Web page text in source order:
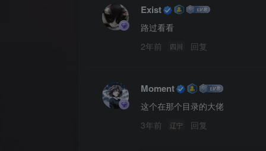
Exist
路过看看
2年前
四川 回复
Moment
这个在那个目录的大佬
3年前
辽宁 回复